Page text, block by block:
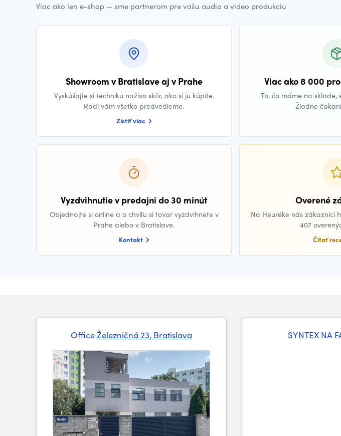
Viac ako len e-shop — sme partnerom pre vašu audio a video produkciu
Showroom v Bratislave aj v Prahe
Vyskúšajte si techniku naživo skôr, ako si ju kúpite.
Radi vám všetko predvedieme.
Zistiť viac
Viac ako 8 000
To, čo máme na sklade,
Žiadne
Vyzdvihnutie v predajni do 30 minút
Objednajte si online a o chvíľu si tovar vyzdvihnete v
Prahe alebo v Bratislave.
Kontakt
Overené
Na Heuréke nás zákazníci
407
Čítať
OfficeŽelezničná 23, Bratislava SYNTEX NA